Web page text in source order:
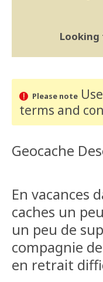
Please note
terms and
Geocache
En vacances
caches un
un peu de
compagnie
en retrait